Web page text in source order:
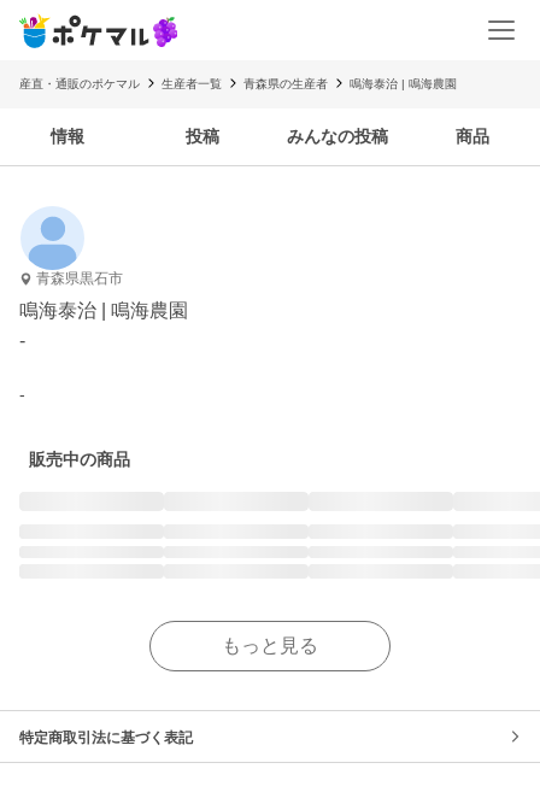
産直・通販のポケマル 生産者一覧 青森県の生産者 鳴海泰治 | 鳴海農園
情報 投稿 みんなの投稿 商品
青森県黒石市
鳴海泰治 | 鳴海農園
-
-
販売中の商品
もっと見る
特定商取引法に基づく表記